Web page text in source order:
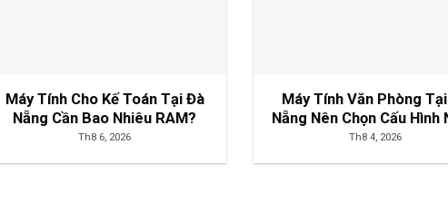
Máy Tính Cho Kế Toán Tại Đà
Nẵng Cần Bao Nhiêu RAM?
Th8 6, 2026
Máy Tính Văn Phòng
Nẵng Nên Chọn Cấu Hình
Th8 4, 2026